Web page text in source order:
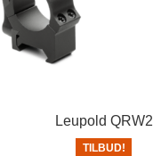
Leupold QRW2
TILBUD!